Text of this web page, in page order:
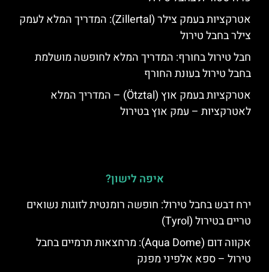
אטרקציות בעמק צילר (Zillertal): המדריך המלא לעמק
צילר בחבל טירול
חבל טירול בחורף: המדריך המלא לחופשה מושלמת
בחבל טירול בעונת החורף
אטרקציות בעמק אוץ (Ötztal) – המדריך המלא
לאטרקציות – עמק אוץ בטירול
איפה לישון?
ירח דבש בחבל טירול: חופשה רומנטית לזוגות נשואים
טריים בטירול (Tyrol)
אקווה דום (Aqua Dome): מרחצאות תרמיים בחבל
טירול – ספא אלפיני מפנק